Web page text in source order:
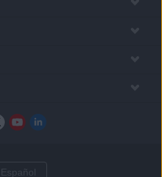
Español